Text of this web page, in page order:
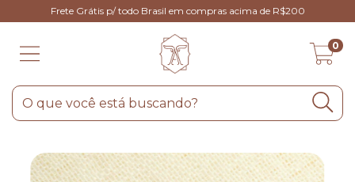
Frete Grátis p/ todo Brasil em compras acima de R$200
0